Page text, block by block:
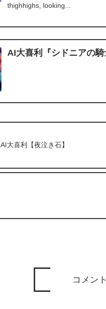
thighhighs, looking...
AI大喜利『シドニアの騎
AI大喜利【夜泣き石】
コメン